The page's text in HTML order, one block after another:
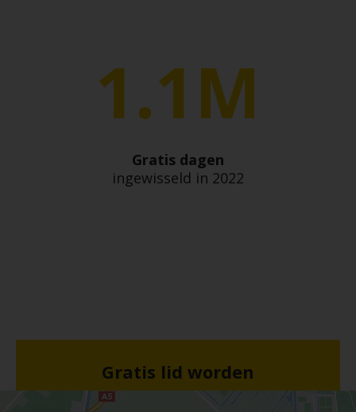
1.1M
Gratis dagen
ingewisseld in 2022
Gratis lid worden